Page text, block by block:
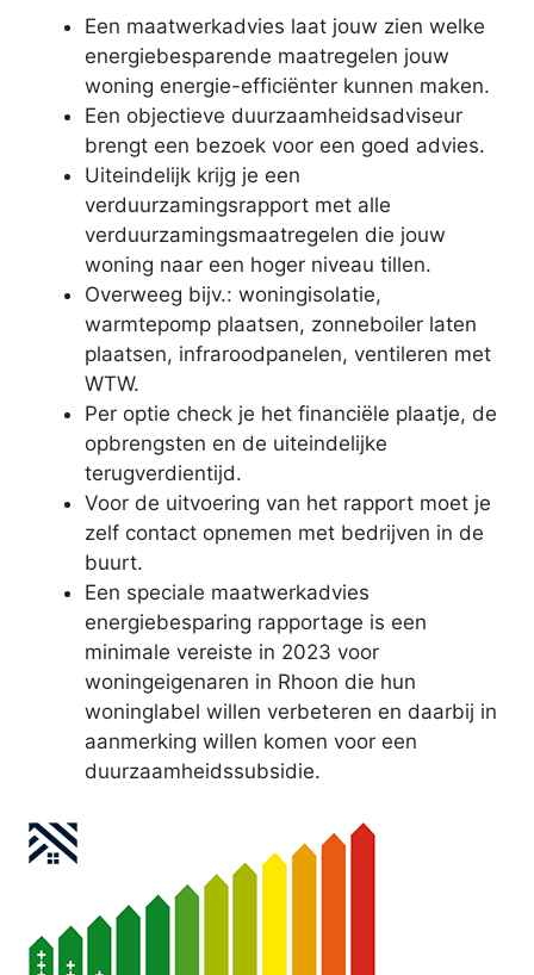
Een maatwerkadvies laat jouw zien welke
energiebesparende maatregelen jouw
woning energie-efficiënter kunnen maken.
Een objectieve duurzaamheidsadviseur
brengt een bezoek voor een goed advies.
Uiteindelijk krijg je een
verduurzamingsrapport met alle
verduurzamingsmaatregelen die jouw
woning naar een hoger niveau tillen.
Overweeg bijv.: woningisolatie,
warmtepomp plaatsen, zonneboiler laten
plaatsen, infraroodpanelen, ventileren met
WTW.
Per optie check je het financiële plaatje, de
opbrengsten en de uiteindelijke
terugverdientijd.
Voor de uitvoering van het rapport moet je
zelf contact opnemen met bedrijven in de
buurt.
Een speciale maatwerkadvies
energiebesparing rapportage is een
minimale vereiste in 2023 voor
woningeigenaren in Rhoon die hun
woninglabel willen verbeteren en daarbij in
aanmerking willen komen voor een
duurzaamheidssubsidie.